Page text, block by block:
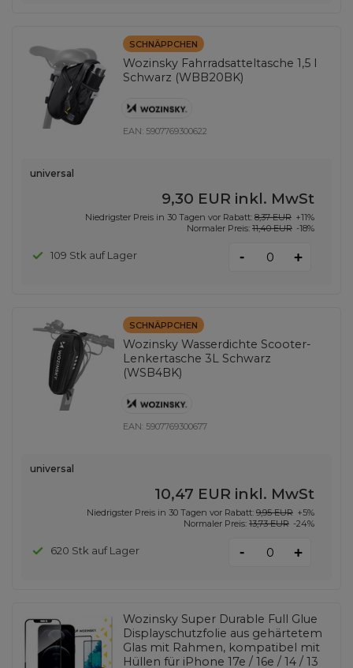
SCHNÄPPCHEN
Wozinsky Fahrradsatteltasche 1,5 l
Schwarz (WBB20BK)
EAN: 5907769300622
universal
9,30 EUR inkl. MwSt
Niedrigster Preis in 30 Tagen vor Rabatt: 8,37 EUR +11%
Normaler Preis: 11,40 EUR -18%
109 Stk auf Lager - +
SCHNÄPPCHEN
Wozinsky Wasserdichte Scooter-
Lenkertasche 3L Schwarz
(WSB4BK)
EAN: 5907769300677
universal
10,47 EUR inkl. MwSt
Niedrigster Preis in 30 Tagen vor Rabatt: 9,95 EUR +5%
Normaler Preis: 13,73 EUR -24%
620 Stk auf Lager - +
Wozinsky Super Durable Full Glue
Displayschutzfolie aus gehärtetem
Glas mit Rahmen, kompatibel mit
Hüllen für iPhone 17e / 16e / 14 / 13